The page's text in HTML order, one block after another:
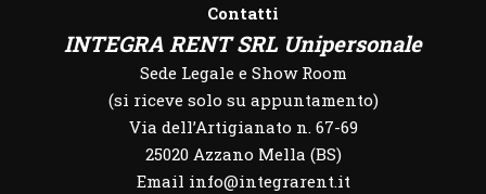
Contatti
INTEGRA RENT SRL Unipersonale
Sede Legale e Show Room
(si riceve solo su appuntamento)
Via dell’Artigianato n. 67-69
25020 Azzano Mella (BS)
Email info@integrarent.it